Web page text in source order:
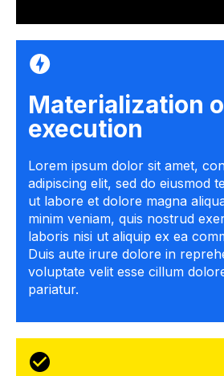
Materialization
execution
Lorem ipsum dolor sit amet,
adipiscing elit, sed do eiusmod
ut labore et dolore magna
minim veniam, quis nostrud
laboris nisi ut aliquip ex ea
Duis aute irure dolore in
voluptate velit esse cillum
pariatur.